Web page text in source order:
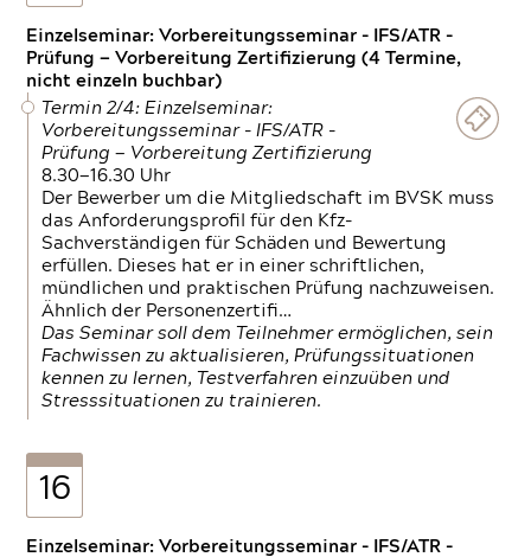
Einzelseminar: Vorbereitungsseminar - IFS/ATR -
Prüfung — Vorbereitung Zertifizierung (4 Termine,
nicht einzeln buchbar)
Termin 2/4: Einzelseminar:
Vorbereitungsseminar - IFS/ATR -
Prüfung — Vorbereitung Zertifizierung
8.30—16.30 Uhr
Der Bewerber um die Mitgliedschaft im BVSK muss
das Anforderungsprofil für den Kfz-
Sachverständigen für Schäden und Bewertung
erfüllen. Dieses hat er in einer schriftlichen,
mündlichen und praktischen Prüfung nachzuweisen.
Ähnlich der Personenzertifi…
Das Seminar soll dem Teilnehmer ermöglichen, sein
Fachwissen zu aktualisieren, Prüfungssituationen
kennen zu lernen, Testverfahren einzuüben und
Stresssituationen zu trainieren.
16
Einzelseminar: Vorbereitungsseminar - IFS/ATR -